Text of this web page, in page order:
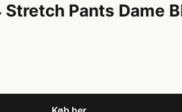
Pants Dame